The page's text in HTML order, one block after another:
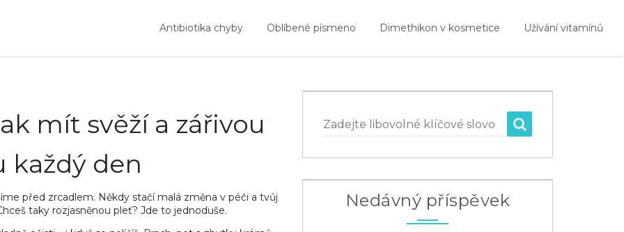
Antibiotika chyby Oblíbené písmeno Dimethikon v kosmetice Užívání vitamínů
mít svěží a zářivou
každý den
před zrcadlem. Někdy stačí malá změna v péči a tvůj
taky rozjasněnou pleť? Jde to jednoduše.
Zadejte libovolné klíčové slovo
Nedávný příspěvek